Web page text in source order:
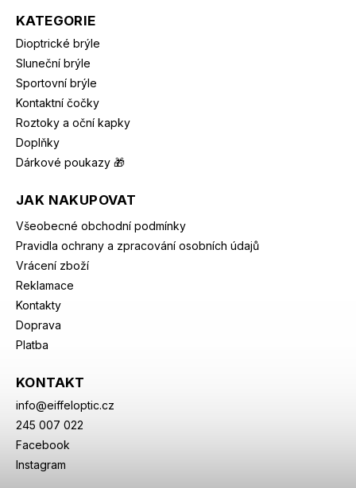
KATEGORIE
Dioptrické brýle
Sluneční brýle
Sportovní brýle
Kontaktní čočky
Roztoky a oční kapky
Doplňky
Dárkové poukazy 🎁
JAK NAKUPOVAT
Všeobecné obchodní podmínky
Pravidla ochrany a zpracování osobních údajů
Vrácení zboží
Reklamace
Kontakty
Doprava
Platba
KONTAKT
info@eiffeloptic.cz
245 007 022
Facebook
Instagram